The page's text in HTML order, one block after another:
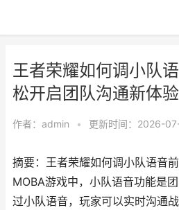
王者荣耀如何调小队
松开启团队沟通新体验
作者： admin • 更新时间：2026-
摘要：王者荣耀如何调小队语音
MOBA游戏中，小队语音功能是
过小队语音，玩家可以实时沟通